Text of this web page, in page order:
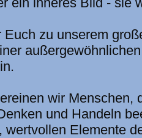
zu unserem
wir Menschen,
und Handeln
wertvollen Elemente